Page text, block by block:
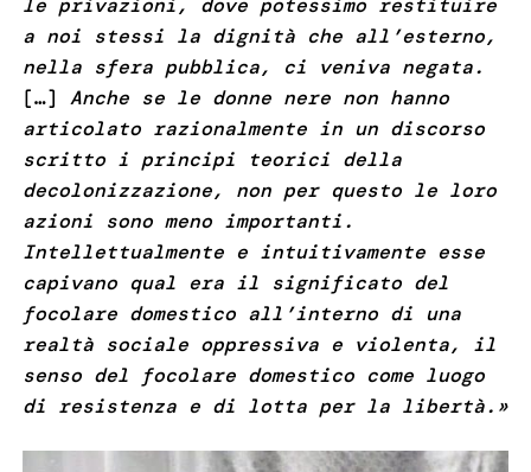
le privazioni, dove potessimo restituire
a noi stessi la dignità che all’esterno,
nella sfera pubblica, ci veniva negata.
[…] Anche se le donne nere non hanno
articolato razionalmente in un discorso
scritto i principi teorici della
decolonizzazione, non per questo le loro
azioni sono meno importanti.
Intellettualmente e intuitivamente esse
capivano qual era il significato del
focolare domestico all’interno di una
realtà sociale oppressiva e violenta, il
senso del focolare domestico come luogo
di resistenza e di lotta per la libertà.»